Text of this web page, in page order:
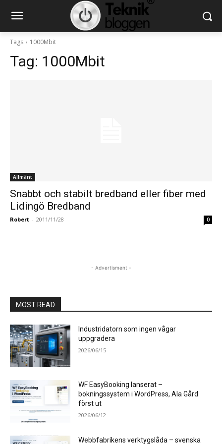
Tags 1000Mbit
Tag: 1000Mbit
Allmänt
Snabbt och stabilt bredband eller fiber med
Lidingö Bredband
Robert - 2011/11/28 0
- Advertisment -
MOST READ
Industridatorn som ingen vågar
uppgradera
2026/06/15
WF EasyBooking lanserat –
bokningssystem i WordPress, Ala Gård
först ut
2026/06/12
Webbfabrikens verktygslåda – svenska